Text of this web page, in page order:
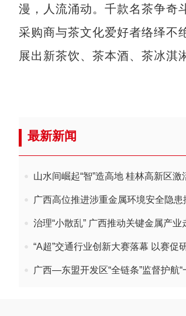
漫，人流涌动。千款名茶争奇
采购商与茶文化爱好者络绎不
展出新茶饮、茶本酒、茶冰淇
最新新闻
山水间崛起“智”造高地 桂林高新区激
广西高位推进涉重金属环境安全隐
治理“小散乱” 广西推动关键金属产业
“A超”交通行业创新大赛落幕 以赛促
广西—东盟开发区“全链条”监督护航“